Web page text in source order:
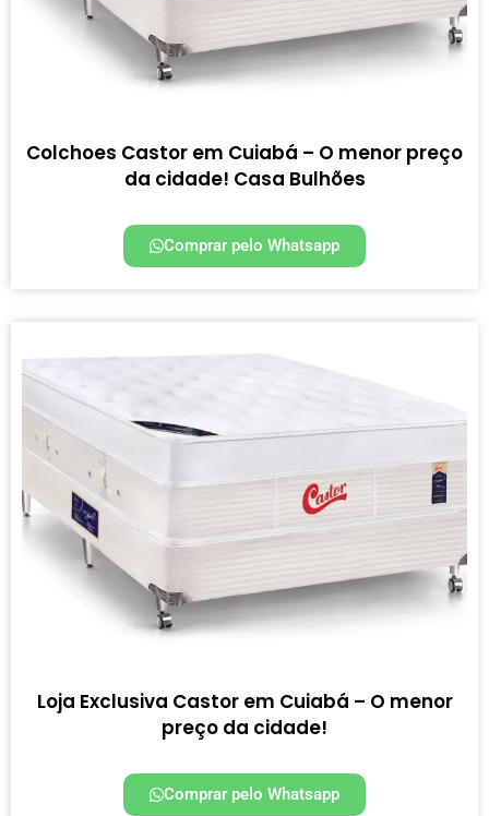
Colchoes Castor em Cuiabá – O menor preço
da cidade! Casa Bulhões
Comprar pelo Whatsapp
Loja Exclusiva Castor em Cuiabá – O menor
preço da cidade!
Comprar pelo Whatsapp